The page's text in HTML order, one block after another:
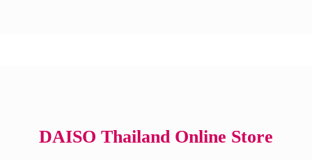
DAISO Thailand Online Store